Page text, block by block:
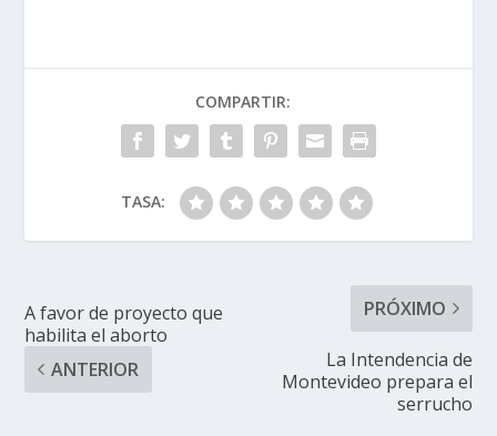
COMPARTIR:
TASA:
A favor de proyecto que
habilita el aborto
ANTERIOR
PRÓXIMO
La Intendencia de
Montevideo prepara el
serrucho